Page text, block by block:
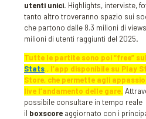
utenti unici. Highlights, interviste,
tanto altro troveranno spazio sui
che partono dalle 8.3 milioni di
milioni di utenti raggiunti del 2025.
Tutte le partite sono poi “free”
Stats., l’app disponibile su Play
Store, che permette agli
live l’andamento delle gare.
possibile consultare in tempo reale
il boxscore aggiornato con i